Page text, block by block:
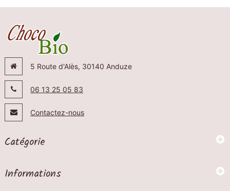
5 Route d'Alès, 30140 Anduze
06 13 25 05 83
Contactez-nous
Catégorie
Informations